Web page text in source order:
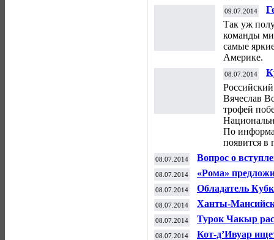
09.07.2014
Так уж
команды
самые
Америке.
08.07.2014
Вячеслав
трофей
По
появится в
08.07.2014
Вопрос о
в течение двух
08.07.2014
«Рома»
футболиста
08.07.2014
Обладатель
килограммовый
08.07.2014
Ханты-Мансийск
по биатлону
08.07.2014
Турок Чакыр
Нидерланды -
08.07.2014 Кот-д’Ивуар